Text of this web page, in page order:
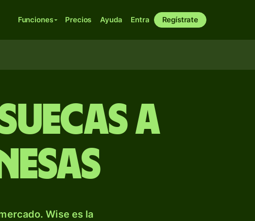
Funciones Precios Ayuda Entra Regístrate
a
Wise es la